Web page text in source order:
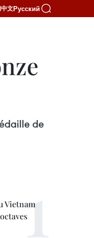
中文Русский
de
Vietnam